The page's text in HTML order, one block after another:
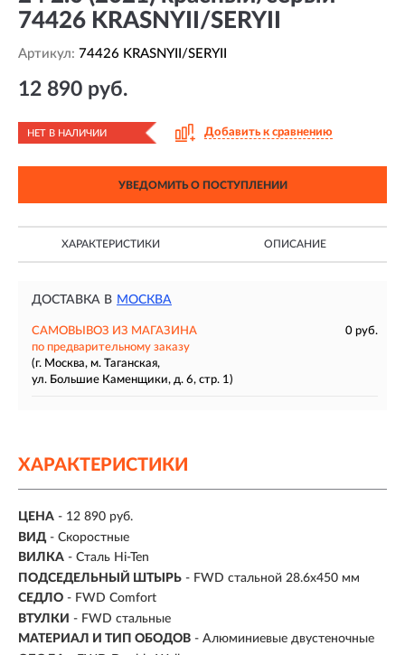
74426 KRASNYII/SERYII
Артикул: 74426 KRASNYII/SERYII
12 890 руб.
НЕТ В НАЛИЧИИ Добавить к сравнению
УВЕДОМИТЬ О ПОСТУПЛЕНИИ
ХАРАКТЕРИСТИКИ ОПИСАНИЕ
ДОСТАВКА В МОСКВА
САМОВЫВОЗ ИЗ МАГАЗИНА
0 руб.
по предварительному заказу
(г. Москва, м. Таганская,
ул. Большие Каменщики, д. 6, стр. 1)
ХАРАКТЕРИСТИКИ
ЦЕНА - 12 890 руб.
ВИД - Скоростные
ВИЛКА - Сталь Hi-Ten
ПОДСЕДЕЛЬНЫЙ ШТЫРЬ - FWD стальной 28.6x450 мм
СЕДЛО - FWD Comfort
ВТУЛКИ - FWD стальные
МАТЕРИАЛ И ТИП ОБОДОВ - Алюминиевые двустеночные